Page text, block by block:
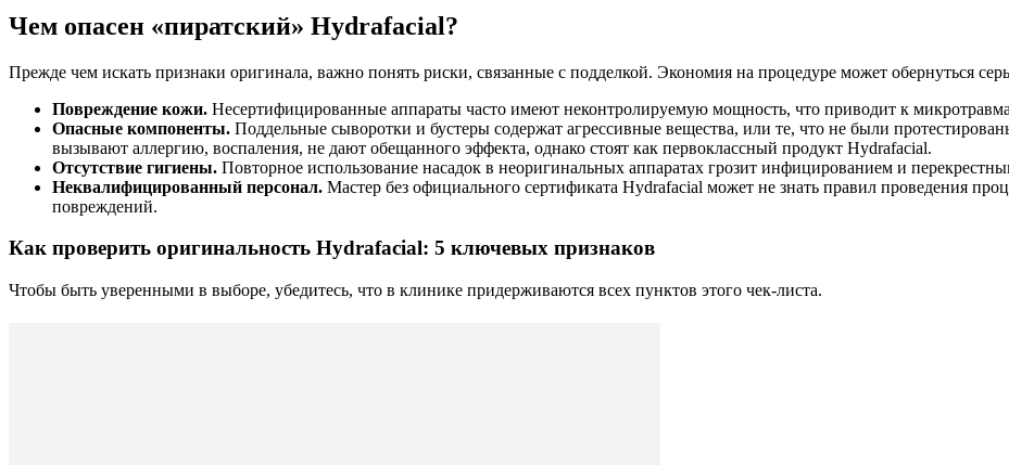
Чем опасен «пиратский» Hydrafacial?
Прежде чем искать признаки оригинала, важно понять риски, связанные с подделкой. Экономия на процедуре может обернуться
Повреждение кожи. Несертифицированные аппараты часто имеют неконтролируемую мощность, что приводит к
Опасные компоненты. Поддельные сыворотки и бустеры содержат агрессивные вещества, или те, что не были
вызывают аллергию, воспаления, не дают обещанного эффекта, однако стоят как первоклассный продукт Hydrafacial.
Отсутствие гигиены. Повторное использование насадок в неоригинальных аппаратах грозит инфицированием и
Неквалифицированный персонал. Мастер без официального сертификата Hydrafacial может не знать правил проведения
повреждений.
Как проверить оригинальность Hydrafacial: 5 ключевых признаков
Чтобы быть уверенными в выборе, убедитесь, что в клинике придерживаются всех пунктов этого чек-листа.